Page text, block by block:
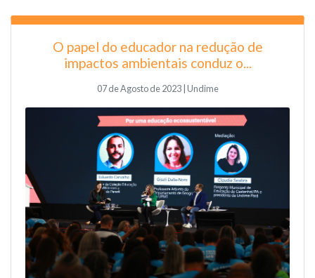
O papel do educador na redução de
impactos ambientais conduz o...
07 de Agosto de 2023 | Undime